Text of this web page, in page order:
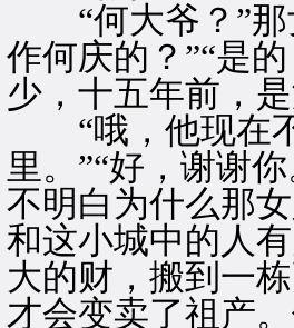
“何大爷？”那
作何庆的？”“是
少，十五年前，
“哦，他现在不
里。”“好，谢谢
不明白为什么那
和这小城中的人
大的财，搬到一
才会变卖了祖产